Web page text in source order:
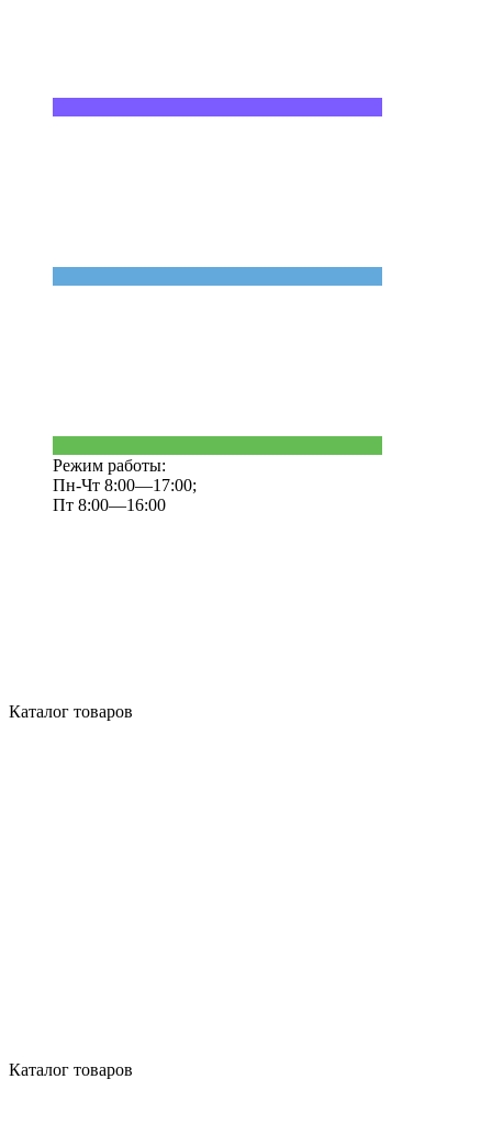
Режим работы:
Пн-Чт 8:00—17:00;
Пт 8:00—16:00
Каталог товаров
Каталог товаров